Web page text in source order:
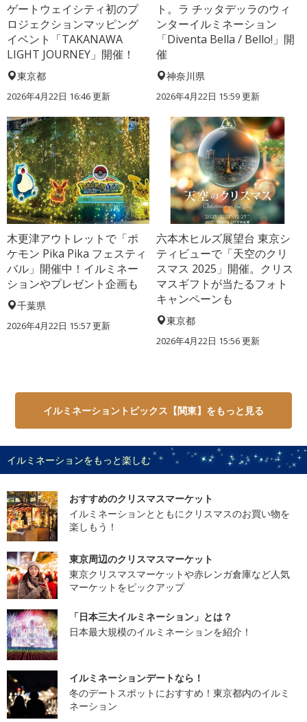
ゲートウェイシティ初のプ
ロジェクションマッピング
イベント「TAKANAWA
LIGHT JOURNEY」開催！
東京都
2026年4月22日 16:46 更新
ト。ラ チッタデッラのウィ
ンターイルミネーション
「Diventa Bella / Bello!」開
催
神奈川県
2026年4月22日 15:59 更新
木更津アウトレットで「ポ
ケモン Pika Pika フェスティ
バル」開催中！イルミネー
ションやプレゼント企画も
千葉県
2026年4月22日 15:57 更新
六本木ヒルズ展望台 東京シ
ティビューで「天空のクリ
スマス 2025」開催。クリス
マスギフトが当たるフォト
キャンペーンも
東京都
2026年4月22日 15:56 更新
イルミネーショントピックス【関東】をもっと見る
イルミネーションをもっと楽しむ
おすすめのクリスマスマーケット
イルミネーションとともにクリスマスのお買い物を
楽しもう！
東京周辺のクリスマスマーケット
東京クリスマスマーケットや赤レンガ倉庫など人気
マーケットをピックアップ
「日本三大イルミネーション」とは？
日本最大規模のイルミネーションを紹介！
イルミネーションデートなら！
冬のデートスポットにおすすめ！東京都内のイルミ
ネーション